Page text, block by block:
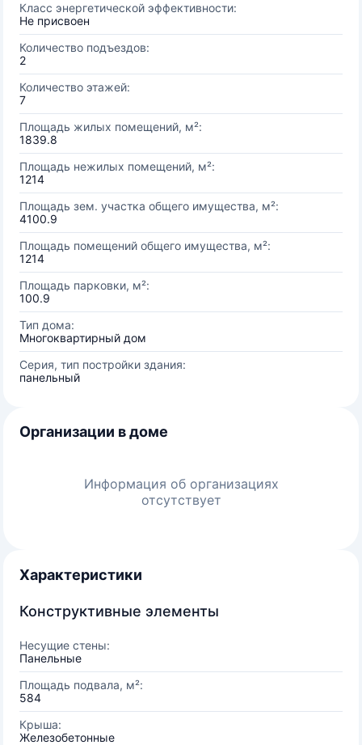
Класс энергетической эффективности:
Не присвоен
Количество подъездов:
2
Количество этажей:
7
Площадь жилых помещений, м²:
1839.8
Площадь нежилых помещений, м²:
1214
Площадь зем. участка общего имущества, м²:
4100.9
Площадь помещений общего имущества, м²:
1214
Площадь парковки, м²:
100.9
Тип дома:
Многоквартирный дом
Серия, тип постройки здания:
панельный
Организации в доме
Информация об организациях
отсутствует
Характеристики
Конструктивные элементы
Несущие стены:
Панельные
Площадь подвала, м²:
584
Крыша:
Железобетонные